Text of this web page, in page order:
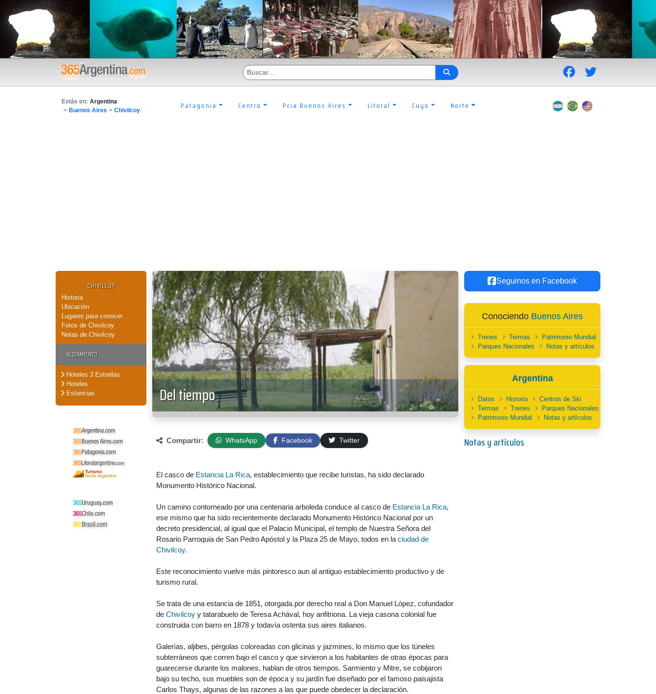
Estás en: Argentina
> Buenos Aires > Chivilcoy Patagonia Centro Pcia Buenos Aires Litoral Cuyo Norte
CHIVILCOY
Historia
Ubicación
Lugares para conocer
Fotos de Chivilcoy
Notas de Chivilcoy
ALOJAMIENTO
Hoteles 3 Estrellas
Hoteles
Estancias
Del tiempo
Compartir: WhatsApp Facebook Twitter
El casco de Estancia La Rica, establecimiento que recibe turistas, ha sido declarado
Monumento Histórico Nacional.
Un camino contorneado por una centenaria arboleda conduce al casco de Estancia La Rica,
ese mismo que ha sido recientemente declarado Monumento Histórico Nacional por un
decreto presidencial, al igual que el Palacio Municipal, el templo de Nuestra Señora del
Rosario Parroquia de San Pedro Apóstol y la Plaza 25 de Mayo, todos en la ciudad de
Chivilcoy.
Este reconocimiento vuelve más pintoresco aun al antiguo establecimiento productivo y de
turismo rural.
Se trata de una estancia de 1851, otorgada por derecho real a Don Manuel López, cofundador
de Chivilcoy y tatarabuelo de Teresa Achával, hoy anfitriona. La vieja casona colonial fue
construida con barro en 1878 y todavía ostenta sus aires italianos.
Galerías, aljibes, pérgolas coloreadas con glicinas y jazmines, lo mismo que los túneles
subterráneos que corren bajo el casco y que sirvieron a los habitantes de otras épocas para
guarecerse durante los malones, hablan de otros tiempos. Sarmiento y Mitre, se cobijaron
bajo su techo, sus muebles son de época y su jardín fue diseñado por el famoso paisajista
Carlos Thays, algunas de las razones a las que puede obedecer la declaración.
Seguinos en Facebook
Conociendo Buenos Aires
Trenes Termas
Patrimonio Mundial
Parques Nacionales
Notas y artículos
Argentina
Datos Historia
Centros de Ski
Termas
Trenes
Parques Nacionales
Patrimonio Mundial
Notas y artículos
Notas y artículos